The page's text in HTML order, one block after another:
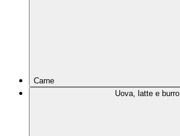
Carne
Uova, latte e burro